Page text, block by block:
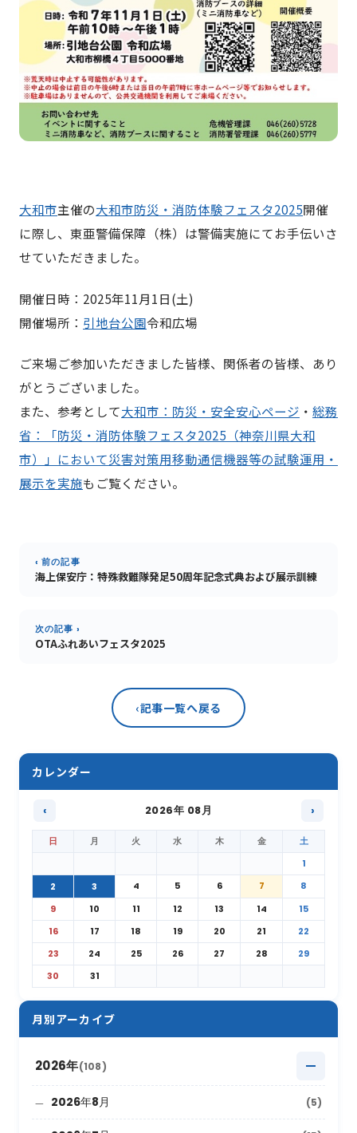
大和市主催の大和市防災・消防体験フェスタ2025開催
に際し、東亜警備保障（株）は警備実施にてお手伝いさ
せていただきました。
開催日時：2025年11月1日(土)
開催場所： 引地台公園令和広場
ご来場ご参加いただきました皆様、関係者の皆様、あり
がとうございました。
また、参考として大和市：防災・安全安心ページ ・ 総務
省：「防災・消防体験フェスタ2025（神奈川県大和
市）」において災害対策用移動通信機器等の試験運用・
展示を実施もご覧ください。
‹ 前の記事
海上保安庁：特殊救難隊発足50周年記念式典および展示訓練
次の記事 ›
OTAふれあいフェスタ2025
‹記事一覧へ戻る
カレンダー
‹ 2026年 08月 ›
日 月 火 水 木 金
土
1
2
3 4 5 6 7
8
9
10 11 12 13 14
15
16
17 18 19 20 21
22
23
24 25 26 27 28
29
30
31
月別アーカイブ
2026年(108)
2026年8月 (5)